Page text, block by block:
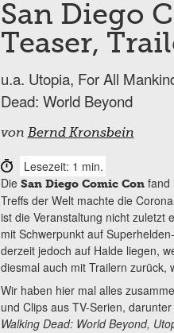
San Diego
Teaser,
u.a. Utopia, For All
Dead: World Beyond
von Bernd Kronsbein
Lesezeit: 1 min.
Die San Diego Comic Confand
Treffs der Welt machte die
ist die Veranstaltung nicht zuletzt
mit Schwerpunkt auf
derzeit jedoch auf Halde liegen,
diesmal auch mit Trailern zurück,
Wir haben hier mal alles
und Clips aus TV-Serien, darunter
Walking Dead: World Beyond,